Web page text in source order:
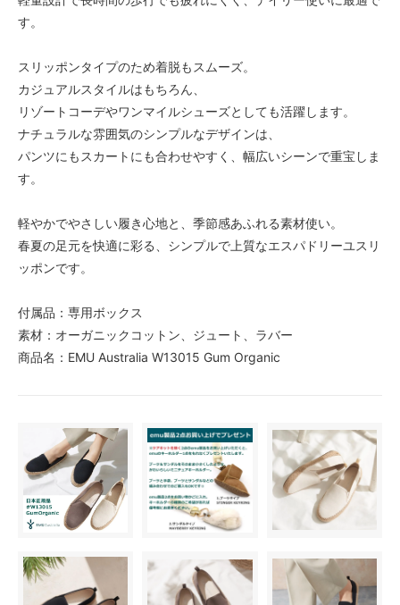
す。
スリッポンタイプのため着脱もスムーズ。
カジュアルスタイルはもちろん、
リゾートコーデやワンマイルシューズとしても活躍します。
ナチュラルな雰囲気のシンプルなデザインは、
パンツにもスカートにも合わせやすく、幅広いシーンで重宝しま
す。
軽やかでやさしい履き心地と、季節感あふれる素材使い。
春夏の足元を快適に彩る、シンプルで上質なエスパドリーユスリ
ッポンです。
付属品：専用ボックス
素材：オーガニックコットン、ジュート、ラバー
商品名：EMU Australia W13015 Gum Organic